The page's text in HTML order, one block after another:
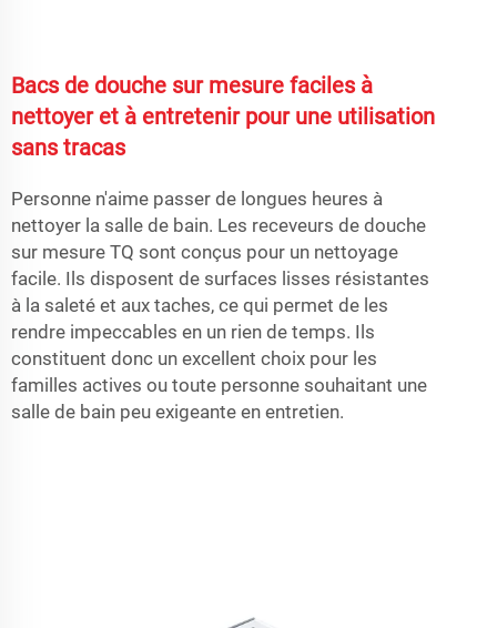
Bacs de douche sur mesure faciles à
nettoyer et à entretenir pour une utilisation
sans tracas
Personne n'aime passer de longues heures à
nettoyer la salle de bain. Les receveurs de douche
sur mesure TQ sont conçus pour un nettoyage
facile. Ils disposent de surfaces lisses résistantes
à la saleté et aux taches, ce qui permet de les
rendre impeccables en un rien de temps. Ils
constituent donc un excellent choix pour les
familles actives ou toute personne souhaitant une
salle de bain peu exigeante en entretien.